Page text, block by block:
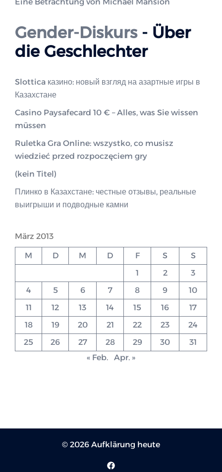
Gender-Diskurs- Über
die Geschlechter
Slottica казино: новый взгляд на азартные игры в
Казахстане
Casino Paysafecard 10 € – Alles, was Sie wissen
müssen
Ruletka Gra Online: wszystko, co musisz
wiedzieć przed rozpoczęciem gry
(kein Titel)
Плинко в Казахстане: честные отзывы, реальные
выигрыши и подводные камни
März 2013
M D M D F S
S
1
2
3
4
5 6 7 8 9
10
11
12 13 14 15 16
17
18
19 20 21 22 23
24
25
26 27 28 29 30
31
« Feb.
Apr. »
© 2026 Aufklärung heute